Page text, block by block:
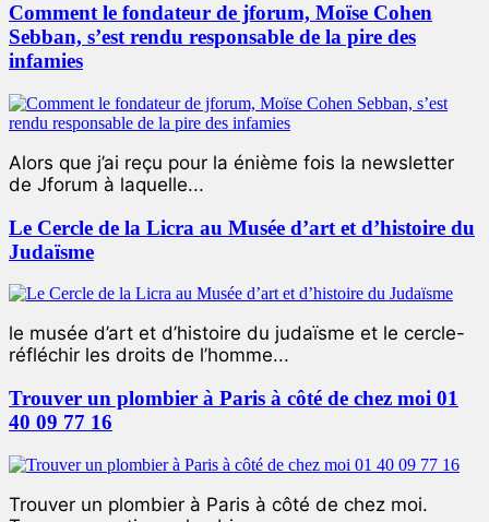
Comment le fondateur de jforum, Moïse Cohen
Sebban, s’est rendu responsable de la pire des
infamies
Alors que j’ai reçu pour la énième fois la newsletter
de Jforum à laquelle...
Le Cercle de la Licra au Musée d’art et d’histoire du
Judaïsme
le musée d’art et d’histoire du judaïsme et le cercle-
réfléchir les droits de l’homme...
Trouver un plombier à Paris à côté de chez moi 01
40 09 77 16
Trouver un plombier à Paris à côté de chez moi.